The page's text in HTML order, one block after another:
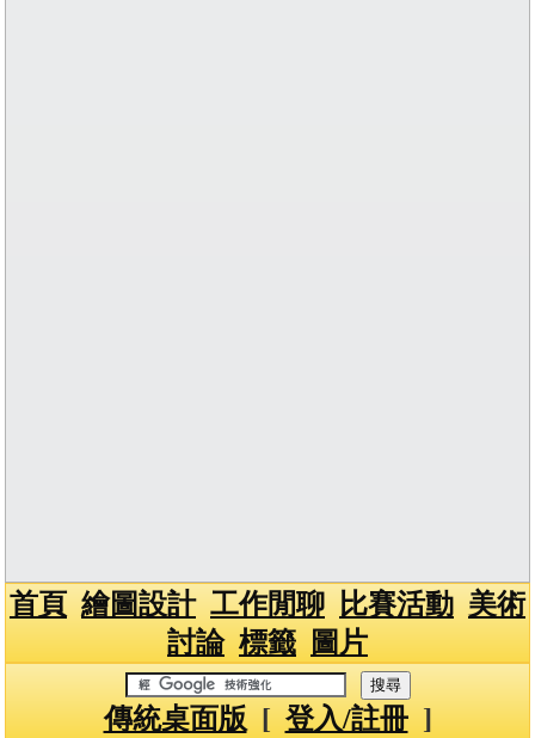
首頁 繪圖設計 工作閒聊 比賽活動 美術
討論 標籤 圖片
傳統桌面版 [ 登入/註冊]